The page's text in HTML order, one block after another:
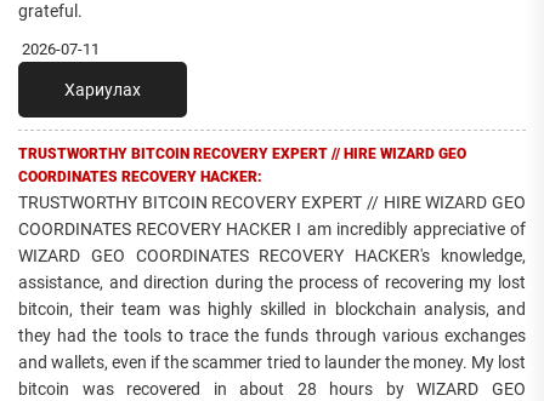
grateful.
2026-07-11
Хариулах
TRUSTWORTHY BITCOIN RECOVERY EXPERT // HIRE WIZARD GEO
COORDINATES RECOVERY HACKER:
TRUSTWORTHY BITCOIN RECOVERY EXPERT // HIRE WIZARD GEO
COORDINATES RECOVERY HACKER I am incredibly appreciative of
WIZARD GEO COORDINATES RECOVERY HACKER's knowledge,
assistance, and direction during the process of recovering my lost
bitcoin, their team was highly skilled in blockchain analysis, and
they had the tools to trace the funds through various exchanges
and wallets, even if the scammer tried to launder the money. My lost
bitcoin was recovered in about 28 hours by WIZARD GEO